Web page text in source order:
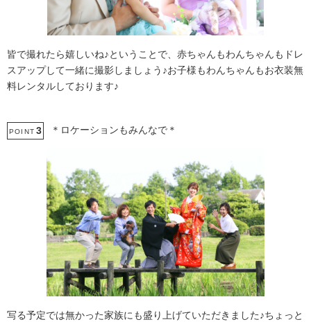
皆で撮れたら嬉しいね♪ということで、赤ちゃんもわんちゃんもドレ
スアップして一緒に撮影しましょう♪お子様もわんちゃんもお衣装無
料レンタルしております♪
POINT 3 ＊ロケーションもみんなで＊
写る予定では無かった家族にも盛り上げていただきました♪ちょっと